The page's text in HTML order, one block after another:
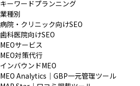
キーワードプランニング
業種別
病院・クリニック向けSEO
歯科医院向けSEO
MEOサービス
MEO対策代行
インバウンドMEO
MEO Analytics｜GBP一元管理ツール